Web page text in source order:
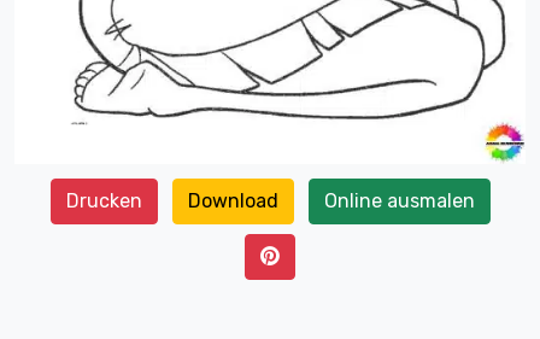
Drucken Download Online ausmalen